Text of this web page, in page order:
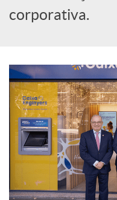
a
r
x
corporativa.